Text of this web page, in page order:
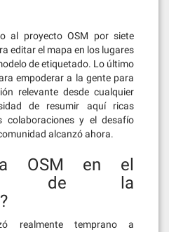
al proyecto OSM por siete
editar el mapa en los lugares
de etiquetado. Lo último
empoderar a la gente para
relevante desde cualquier
de resumir aquí ricas
colaboraciones y el desafío
alcanzó ahora.
OSM en el
de la
realmente temprano a